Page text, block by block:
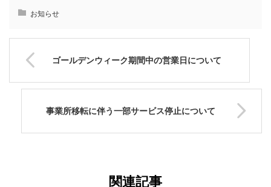
お知らせ
ゴールデンウィーク期間中の営業日について
事業所移転に伴う一部サービス停止について
関連記事